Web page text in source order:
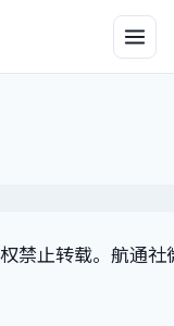
禁止转载。航通社